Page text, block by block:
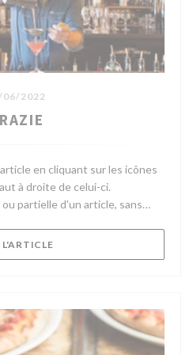
06/2022
en cliquant sur les icônes
à droite de celui-ci.
partielle d'un article, sans
consultez nos Conditions
store-restaurant bobo chic
L'ARTICLE((OUVRE UNE NOUVELLE